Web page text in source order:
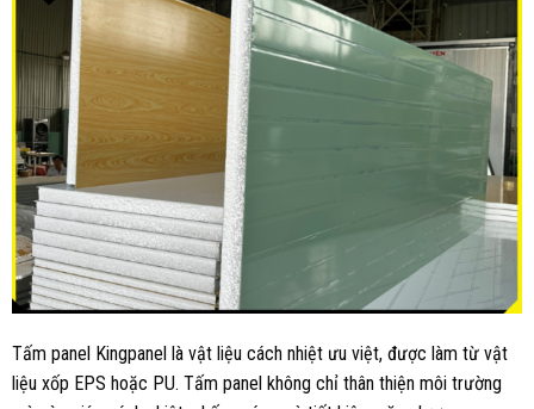
Tấm panel Kingpanel là vật liệu cách nhiệt ưu việt, được làm từ vật
liệu xốp EPS hoặc PU. Tấm panel không chỉ thân thiện môi trường